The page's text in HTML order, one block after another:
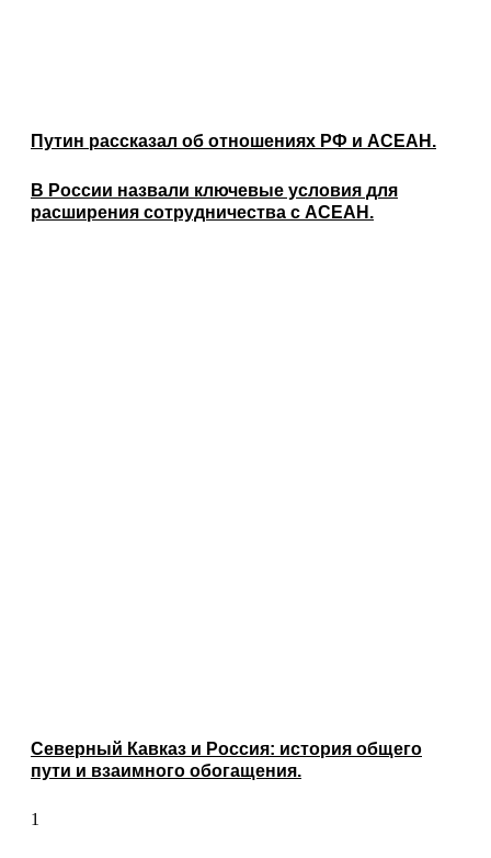
Путин рассказал об отношениях РФ и АСЕАН.
В России назвали ключевые условия для
расширения сотрудничества с АСЕАН.
Северный Кавказ и Россия: история общего
пути и взаимного обогащения.